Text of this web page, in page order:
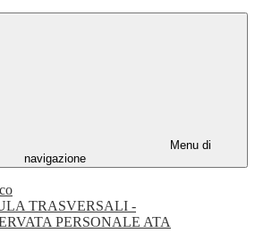
Menu di
navigazione
TRASVERSALI -
PERSONALE ATA